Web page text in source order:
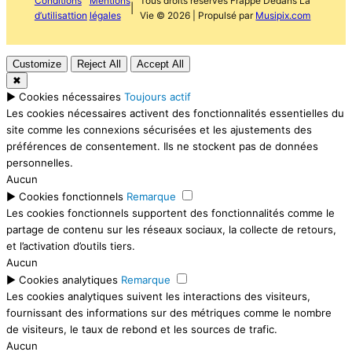
d’utilisattion légales
|
Vie © 2026 | Propulsé par Musipix.com
Customize Reject All
Accept All
✖
► Cookies nécessaires Toujours actif
Les cookies nécessaires activent des fonctionnalités essentielles du
site comme les connexions sécurisées et les ajustements des
préférences de consentement. Ils ne stockent pas de données
personnelles.
Aucun
► Cookies fonctionnels Remarque
Les cookies fonctionnels supportent des fonctionnalités comme le
partage de contenu sur les réseaux sociaux, la collecte de retours,
et l’activation d’outils tiers.
Aucun
► Cookies analytiques Remarque
Les cookies analytiques suivent les interactions des visiteurs,
fournissant des informations sur des métriques comme le nombre
de visiteurs, le taux de rebond et les sources de trafic.
Aucun